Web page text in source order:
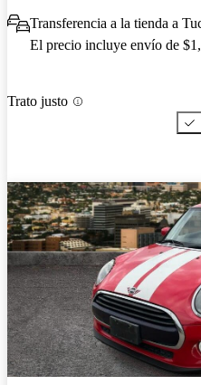
Transferencia a la tienda a
El precio incluye envío de
Trato justo